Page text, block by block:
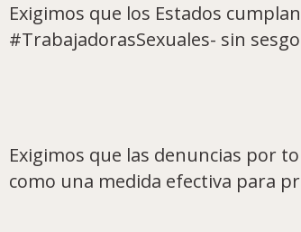
Exigimos que los Estados
#TrabajadorasSexuales- sin
Exigimos que las denuncias por
como una medida efectiva para